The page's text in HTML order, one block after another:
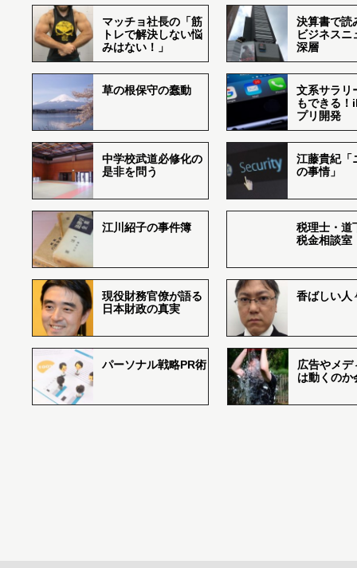
マッチョ社長の「筋
トレで解決しない悩
みはない！」
決算書で読
ビジネスニ
深層
草の根保守の蠢動
文系サラリ
もできる
プリ開発
中学校武道必修化の
是非を問う
江藤貴紀「
の事情」
江川紹子の事件簿
税理士・道
税金相談室
現役財務官僚が語る
日本財政の真実
香ばしい
パーソナル戦略PR術
広告やメデ
は動くのか